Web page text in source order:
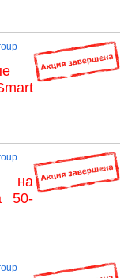
на
50-